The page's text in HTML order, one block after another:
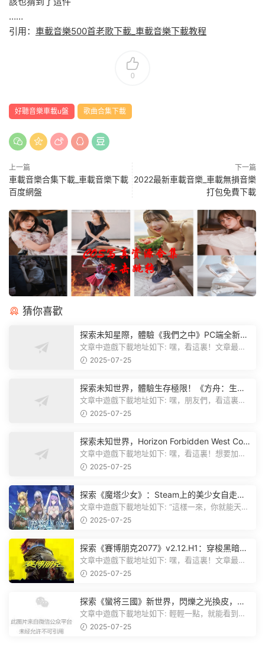
……
引用： 車載音樂500首老歌下載_車載音樂下載教程
0
好聽音樂車載u盤 歌曲合集下載
上一篇
車載音樂合集下載_車載音樂下載
百度網盤
下一篇
2022最新車載音樂_車載無損音樂
打包免費下載
猜你喜歡
探索未知星際，體驗《我們之中》PC端全新版
本
文章中遊戲下載地址如下: 嘿，看這裏！文章最後
有個圖片，點一下就能加入我們遊...
2025-07-25
探索未知世界，體驗生存極限！《方舟：生存
飛升》v38.9中文版全新升級！
文章中遊戲下載地址如下: 嘿，朋友們，看這裏！
《方舟：生存飛升》這個遊戲超火...
2025-07-25
探索未知世界，Horizon Forbidden West Com
plete Edition正式發布！
文章中遊戲下載地址如下: 嘿，看這裏！想要加入
遊戲資源分享群，就點文章最後那...
2025-07-25
探索《魔塔少女》：Steam上的美少女自走
棋，戰鬥與策略的雙重盛宴！
文章中遊戲下載地址如下: “這樣一來，你就能天天
2025-07-25
探索《賽博朋克2077》v2.12.H1：穿梭黑暗都
市，感受未來世界的震撼
文章中遊戲下載地址如下: 嘿，看這裏！文章最後
有個圖片，點一下就能加入我們的...
2025-07-25
探索《蠻将三國》新世界，閃爍之光換皮，共
赴手遊盛宴！
文章中遊戲下載地址如下: 輕輕一點，就能看到原
文。 滑動一下屏幕，就能看到...
2025-07-25